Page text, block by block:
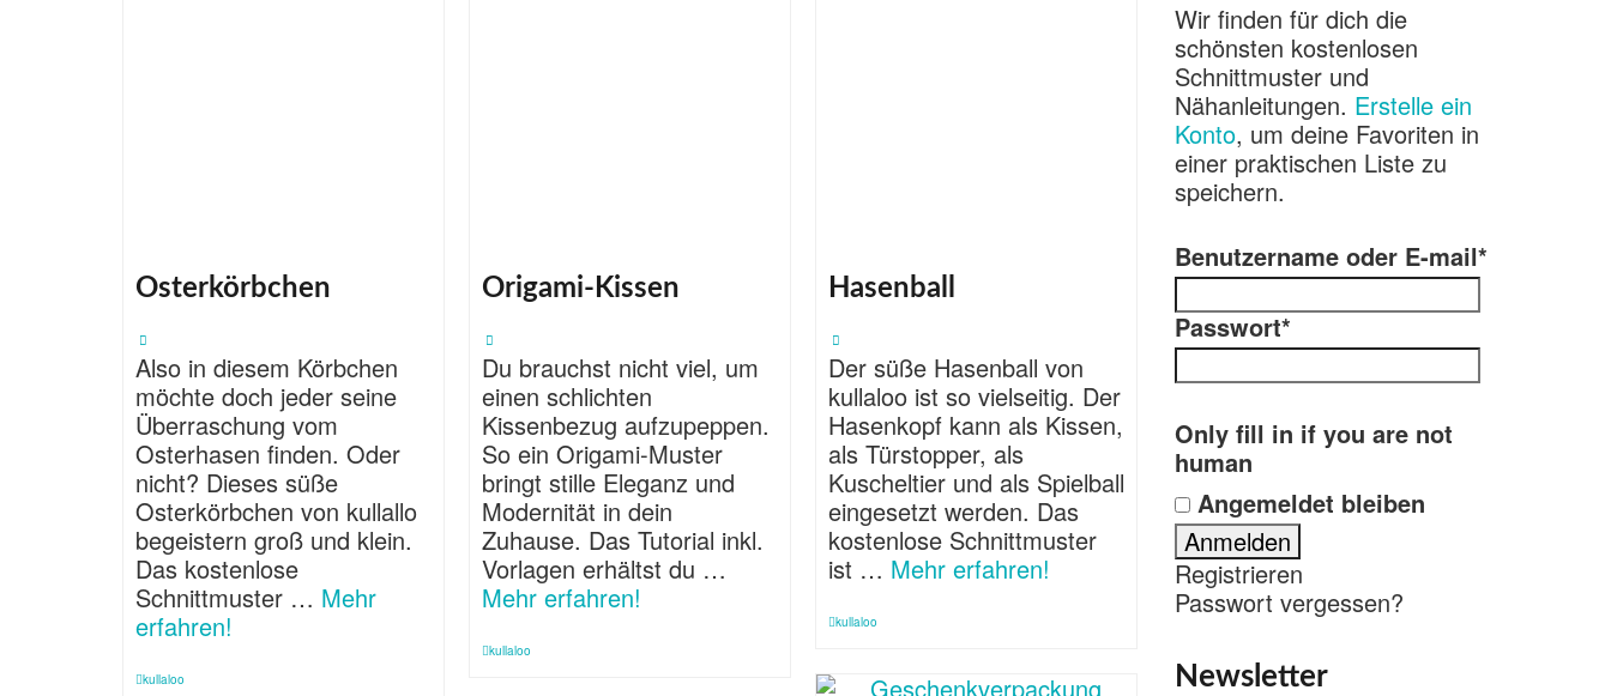
Osterkörbchen
Also in diesem Körbchen
möchte doch jeder seine
Überraschung vom
Osterhasen finden. Oder
nicht? Dieses süße
Osterkörbchen von kullallo
begeistern groß und klein.
Das kostenlose
Schnittmuster … Mehr
erfahren!
kullaloo
Origami-Kissen
Du brauchst nicht viel, um
einen schlichten
Kissenbezug aufzupeppen.
So ein Origami-Muster
bringt stille Eleganz und
Modernität in dein
Zuhause. Das Tutorial inkl.
Vorlagen erhältst du …
Mehr erfahren!
kullaloo
Hasenball
Der süße Hasenball von
kullaloo ist so vielseitig. Der
Hasenkopf kann als Kissen,
als Türstopper, als
Kuscheltier und als Spielball
eingesetzt werden. Das
kostenlose Schnittmuster
ist … Mehr erfahren!
kullaloo
Wir finden für dich die
schönsten kostenlosen
Schnittmuster und
Nähanleitungen. Erstelle ein
Konto, um deine Favoriten in
einer praktischen Liste zu
speichern.
Benutzername oder E-mail*
Passwort*
Only fill in if you are not
human
Angemeldet bleiben
Registrieren
Passwort vergessen?
Newsletter